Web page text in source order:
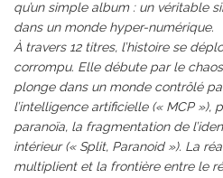
qu’un simple album : un véritable
dans un monde hyper-numérique.
À travers 12 titres, l’histoire se
corrompu. Elle débute par le
plonge dans un monde contrôlé
l’intelligence artificielle (« MCP »),
paranoïa, la fragmentation de
intérieur (« Split, Paranoid »). La
multiplient et la frontière entre le